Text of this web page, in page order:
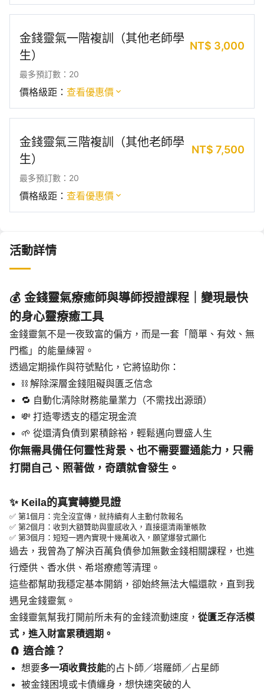
金錢靈氣一階複訓（其他老師學
生）
NT$ 3,000
最多預訂數：20
價格級距： 查看優惠價
金錢靈氣三階複訓（其他老師學
生）
NT$ 7,500
最多預訂數：20
價格級距： 查看優惠價
活動詳情
💰 金錢靈氣療癒師與導師授證課程｜變現最快
的身心靈療癒工具
金錢靈氣不是一夜致富的偏方，而是一套「簡單、有效、無
門檻」的能量練習。
透過定期操作與符號點化，它將協助你：
⛓️ 解除深層金錢阻礙與匱乏信念
🔁 自動化清除財務能量業力（不需找出源頭）
💸 打造零透支的穩定現金流
🌱 從還清負債到累積餘裕，輕鬆邁向豐盛人生
你無需具備任何靈性背景、也不需要靈通能力， 只需
打開自己、照著做，奇蹟就會發生 。
✨ Keila的真實轉變見證
✅ 第1個月：完全沒宣傳，就持續有人主動付款報名
✅ 第2個月：收到大額贊助與靈感收入，直接還清兩筆帳款
✅ 第3個月：短短一週內實現十幾萬收入，願望爆發式顯化
過去，我曾為了解決百萬負債參加無數金錢相關課程，也進
行煙供、香水供、希塔療癒等清理。
這些都幫助我穩定基本開銷，卻始終無法大幅還款，直到我
遇見金錢靈氣。
金錢靈氣幫我打開前所未有的金錢流動速度， 從匱乏存活模
式，進入財富累積週期。
🧲 適合誰？
想要多一項收費技能的占卜師／塔羅師／占星師
被金錢困境或卡債纏身，想快速突破的人